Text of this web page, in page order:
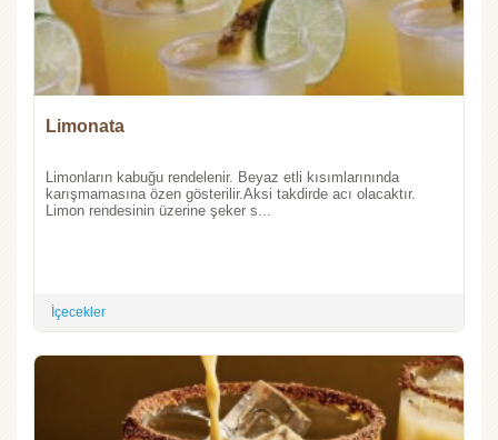
Limonata
Limonların kabuğu rendelenir. Beyaz etli kısımlarınında
karışmamasına özen gösterilir.Aksi takdirde acı olacaktır.
Limon rendesinin üzerine şeker s...
İçecekler